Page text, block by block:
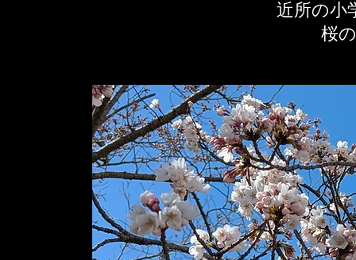
近所の小
桜